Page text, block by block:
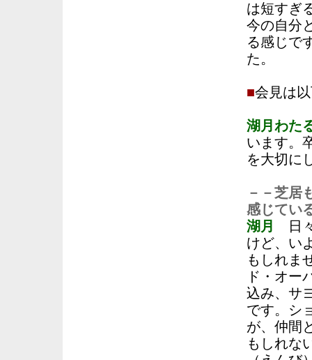
は短すぎ
今の自分
る感じで
た。
■会見は
湖月わた
います。
を大切に
－－芝居
感じてい
湖月
日
けど、い
もしれま
ド・オー
込み、サ
です。シ
が、仲間
もしれな